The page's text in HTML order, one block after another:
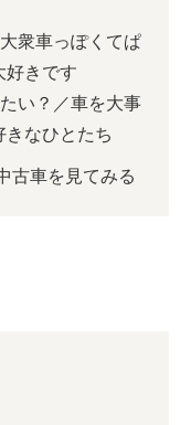
衆車っぽくてぱ
好きです
い？／車を大事
きなひとたち
古車を見てみる